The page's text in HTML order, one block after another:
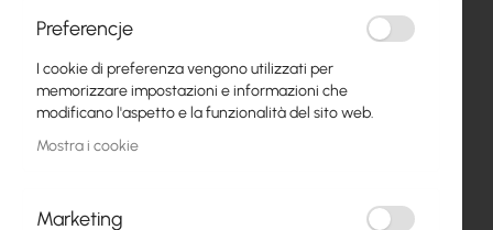
Fibre ottiche
Switch
Punti di Accesso
Preferencje
I cookie di preferenza vengono utilizzati per
memorizzare impostazioni e informazioni che
modificano l'aspetto e la funzionalità del sito web.
Mostra i cookie
Marketing